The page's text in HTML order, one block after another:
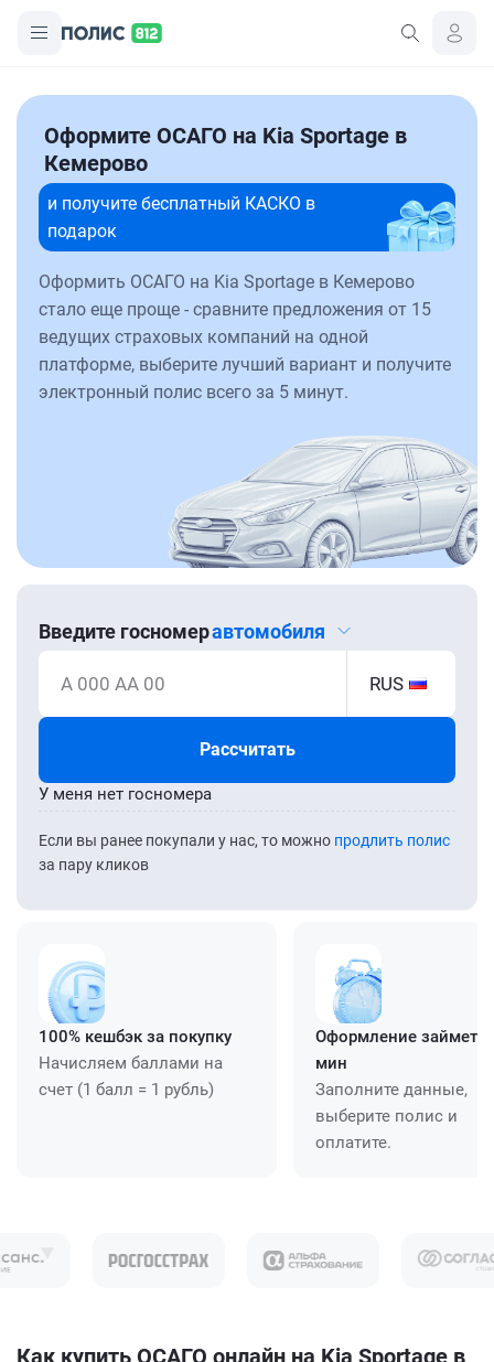
Оформите ОСАГО на Kia Sportage в
Кемерово
и получите бесплатный КАСКО в
подарок
Оформить ОСАГО на Kia Sportage в Кемерово
стало еще проще - сравните предложения от 15
ведущих страховых компаний на одной
платформе, выберите лучший вариант и получите
электронный полис всего за 5 минут.
Введите госномеравтомобиля
А 000 АА 00 RUS
Рассчитать
Если вы ранее покупали у нас, то можно продлить полис
за пару кликов
У меня нет госномера
100% кешбэк за покупку
Начисляем баллами на
счет (1 балл = 1 рубль)
Оформление займет
мин
Заполните данные,
выберите полис и
оплатите.
Как купить ОСАГО онлайн на Kia Sportage в